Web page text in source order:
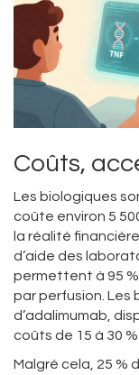
Coûts,
Les biologiques
coûte environ 5
la réalité
d’aide des
permettent à 95
par perfusion. Les
d’adalimumab,
coûts de 15 à 30 %.
Malgré cela, 25 %